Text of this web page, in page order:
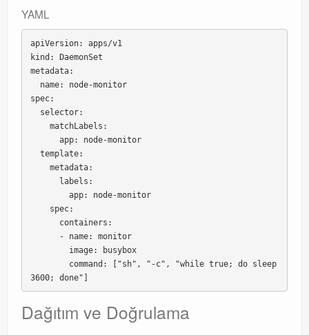
YAML
apiVersion: apps/v1
kind: DaemonSet
metadata:
spec:
Dağıtım ve Doğrulama